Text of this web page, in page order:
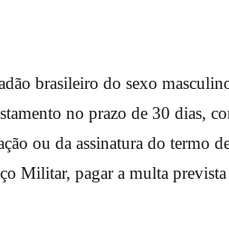
brasileiro do sexo
no prazo de 30 dias,
ou da assinatura do termo
Militar, pagar a multa